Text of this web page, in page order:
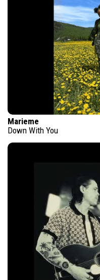
Marieme
Down With You